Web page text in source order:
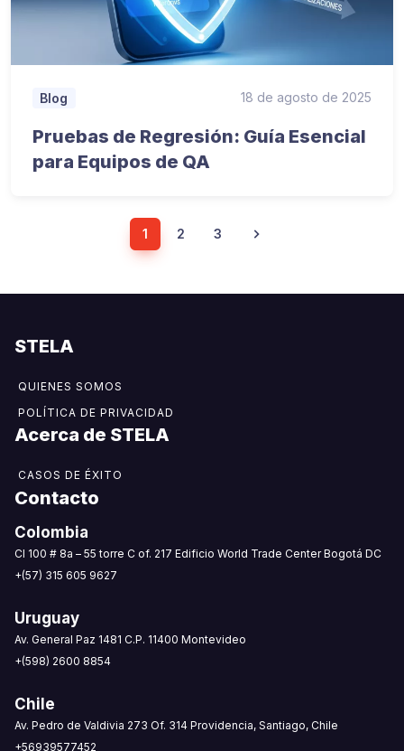
Blog 18 de agosto de 2025
Pruebas de Regresión: Guía Esencial
para Equipos de QA
1 2 3
STELA
QUIENES SOMOS
POLÍTICA DE PRIVACIDAD
Acerca de STELA​
CASOS DE ÉXITO
Contacto
Colombia
CI 100 # 8a – 55 torre C of. 217 Edificio World Trade Center Bogotá DC
+(57) 315 605 9627
Uruguay
Av. General Paz 1481 C.P. 11400 Montevideo
+(598) 2600 8854
Chile
Av. Pedro de Valdivia 273 Of. 314 Providencia, Santiago, Chile
+56939577452‬